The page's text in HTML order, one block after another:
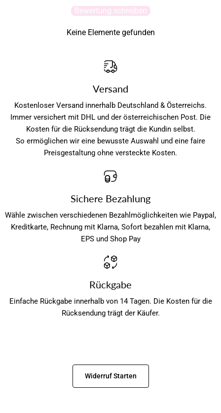
Bewertung schreiben
Keine Elemente gefunden
Versand
Kostenloser Versand innerhalb Deutschland & Österreichs.
Immer versichert mit DHL und der österreichischen Post. Die
Kosten für die Rücksendung trägt die Kundin selbst.
So ermöglichen wir eine bewusste Auswahl und eine faire
Preisgestaltung ohne versteckte Kosten.
Sichere Bezahlung
Wähle zwischen verschiedenen Bezahlmöglichkeiten wie Paypal,
Kreditkarte, Rechnung mit Klarna, Sofort bezahlen mit Klarna,
EPS und Shop Pay
Rückgabe
Einfache Rückgabe innerhalb von 14 Tagen. Die Kosten für die
Rücksendung trägt der Käufer.
Widerruf Starten